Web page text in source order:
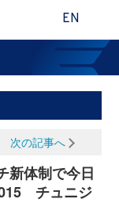
EN
次の記事へ
体制で今日
チュニジ